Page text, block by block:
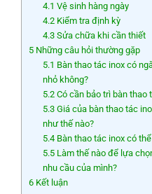
4.1 Vệ sinh hàng ngày
4.2Kiểm tra định kỳ
4.3Sửa chữa khi cần thiết
5 Những câu hỏi thường gặp
5.1 Bàn thao tác inox có
nhỏ không?
5.2Có cần bảo trì bàn thao
5.3Giá của bàn thao tác
như thế nào?
5.4Bàn thao tác inox có
5.5Làm thế nào để lựa
nhu cầu của mình?
6 Kết luận